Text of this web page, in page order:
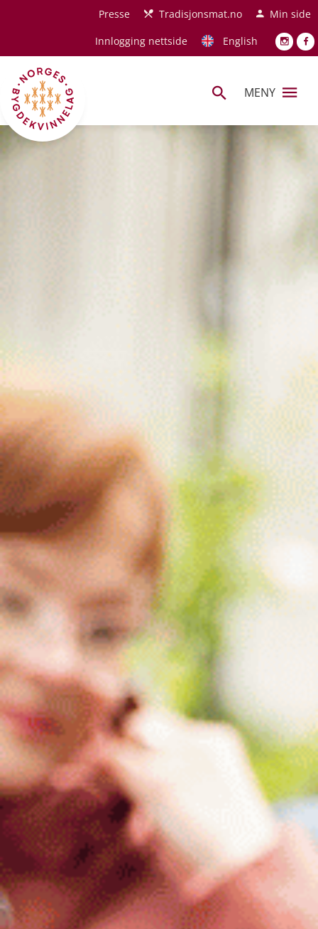
Hopp til hovedinnholdPresse Tradisjonsmat.no
Min side
Innlogging nettside
English
MENY